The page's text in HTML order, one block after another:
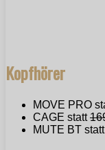
Kopfhörer
MOVE PRO
CAGE statt
MUTE BT statt